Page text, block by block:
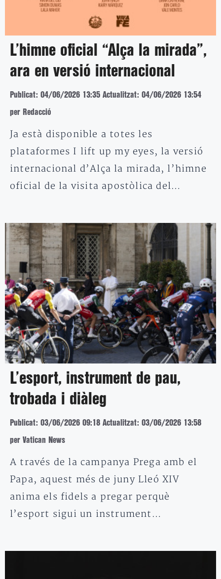
L’himne oficial “Alça la mirada”,
ara en versió internacional
Publicat: 04/06/2026 13:35 Actualitzat: 04/06/2026 13:54
per Redacció
Ja està disponible a totes les
plataformes I lift up my eyes, la versió
internacional d’Alça la mirada, l’himne
oficial de la visita apostòlica del…
L’esport, instrument de pau,
trobada i diàleg
Publicat: 03/06/2026 09:18 Actualitzat: 03/06/2026 13:58
per Vatican News
A través de la campanya Prega amb el
Papa, aquest més de juny Lleó XIV
anima els fidels a pregar perquè
l’esport sigui un instrument…